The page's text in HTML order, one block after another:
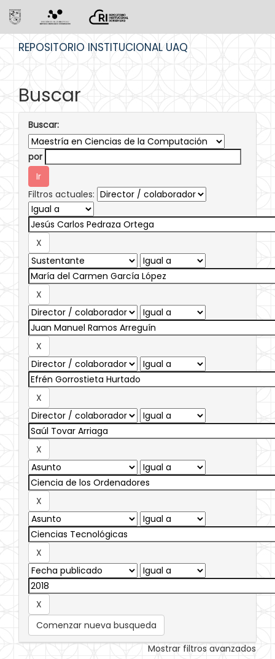
REPOSITORIO INSTITUCIONAL UAQ
Buscar
Buscar:
por
Filtros actuales:
Comenzar nueva busqueda
Mostrar filtros avanzados